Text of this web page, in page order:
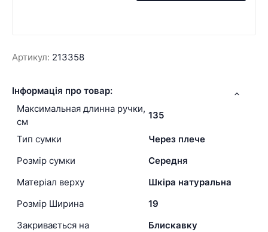
Артикул: 213358
Інформація про товар:
Максимальная длинна ручки,
см
135
Тип сумки
Через плече
Розмір сумки
Середня
Матеріал верху
Шкіра натуральна
Розмір Ширина
19
Закривається на
Блискавку